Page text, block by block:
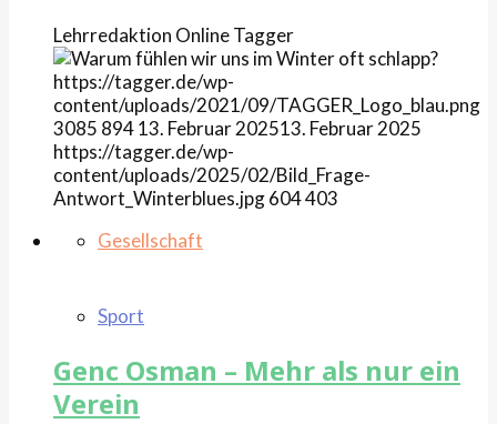
Lehrredaktion OnlineTagger
https://tagger.de/wp-
content/uploads/2021/09/TAGGER_Logo_blau.png
3085 89413. Februar 202513. Februar 2025
https://tagger.de/wp-
content/uploads/2025/02/Bild_Frage-
Antwort_Winterblues.jpg604403
Gesellschaft
Sport
Genc Osman – Mehr als nur ein
Verein